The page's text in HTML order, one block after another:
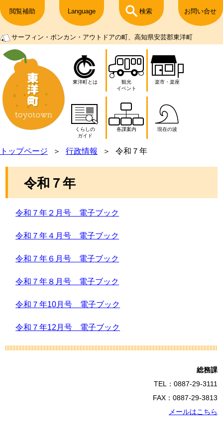
閲覧補助 Language 検索 お問い合せ
サーフィン・ポンカン・アウトドアの町、高知県安芸郡東洋町
東洋町とは
観光
イベント
楽市・楽座
くらしの
ガイド
各課案内 現在の波
トップページ 行政情報 令和７年
令和７年
令和７年２月号 電子ブック
令和７年４月号 電子ブック
令和７年６月号 電子ブック
令和７年８月号 電子ブック
令和７年10月号 電子ブック
令和７年12月号 電子ブック
総務課
TEL：0887-29-3111
FAX：0887-29-3813
メールはこちら